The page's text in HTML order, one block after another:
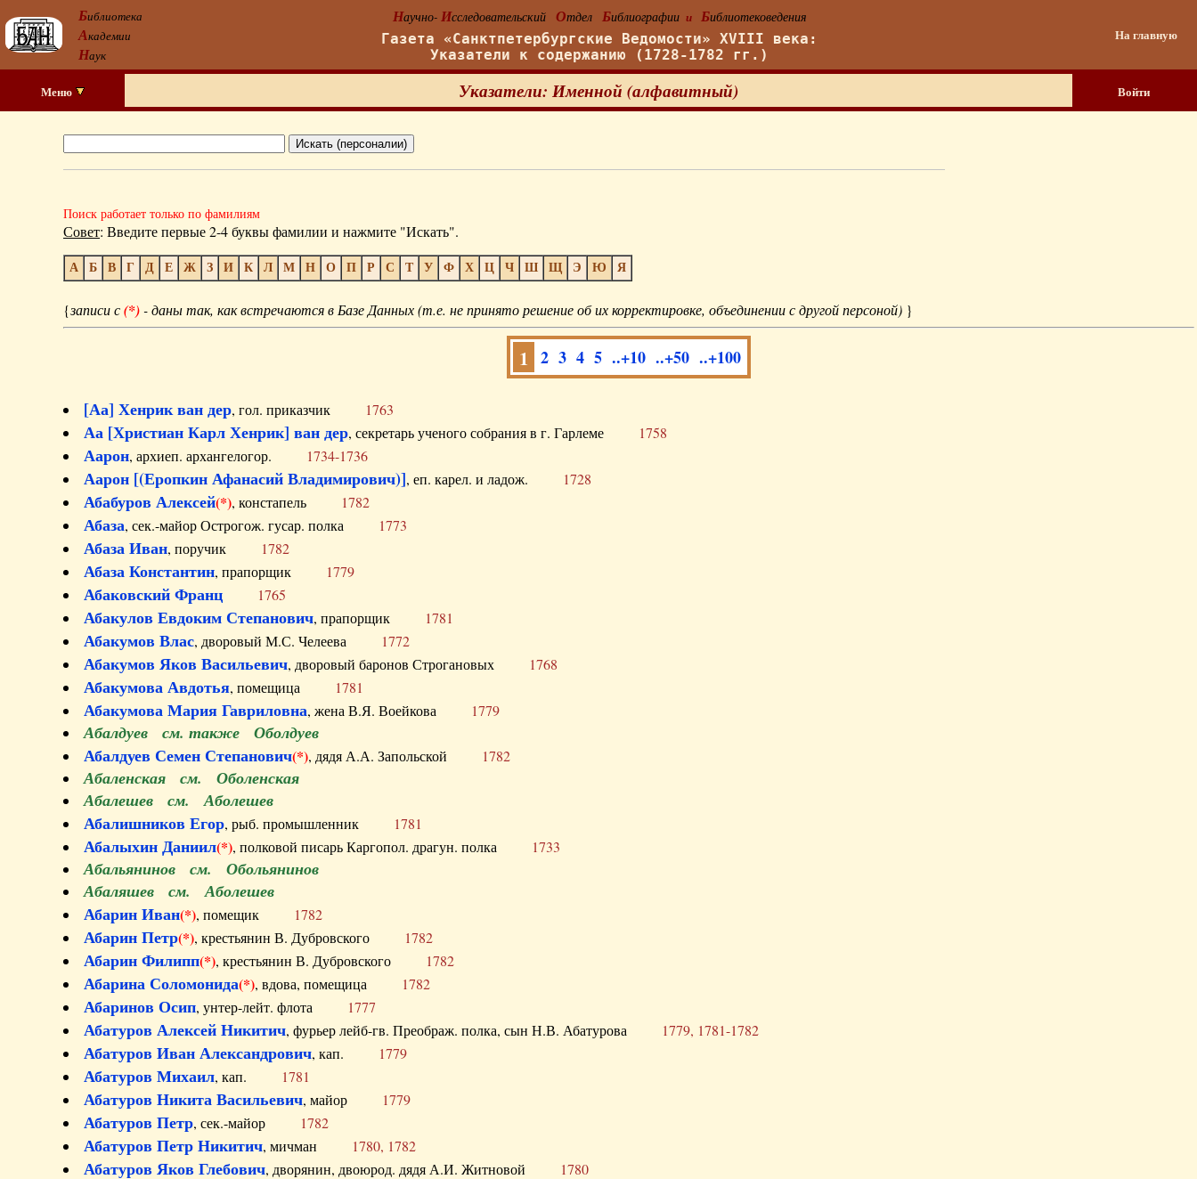
Библиотека
Академии
Наук
Научно- Исследовательский Отдел Библиографии и Библиотековедения
Газета «Санктпетербургские Ведомости» XVIII века:
Указатели к содержанию (1728-1782 гг.)
На главную
Меню Указатели: Именной (алфавитный) Войти
Поиск работает только по фамилиям
Совет: Введите первые 2-4 буквы фамилии и нажмите "Искать".
А Б В Г Д Е Ж З И К Л М Н О П Р С Т У Ф Х Ц Ч Ш Щ Э Ю Я
{записи с(*)- даны так, как встречаются в Базе Данных (т.е. не принято решение об их корректировке, объединении с другой персоной) }
1 2 3 4 5 ..+10 ..+50 ..+100
[Аа] Хенрик ван дер, гол. приказчик 1763
Аа [Христиан Карл Хенрик] ван дер, секретарь ученого собрания в г. Гарлеме 1758
Аарон, архиеп. архангелогор. 1734-1736
Аарон [(Еропкин Афанасий Владимирович)], еп. карел. и ладож. 1728
Абабуров Алексей(*), констапель 1782
Абаза, сек.-майор Острогож. гусар. полка 1773
Абаза Иван, поручик 1782
Абаза Константин, прапорщик 1779
Абаковский Франц 1765
Абакулов Евдоким Степанович, прапорщик 1781
Абакумов Влас, дворовый М.С. Челеева 1772
Абакумов Яков Васильевич, дворовый баронов Строгановых 1768
Абакумова Авдотья, помещица 1781
Абакумова Мария Гавриловна, жена В.Я. Воейкова 1779
Абалдуев см. также Оболдуев
Абалдуев Семен Степанович(*), дядя А.А. Запольской 1782
Абаленская см. Оболенская
Абалешев см. Аболешев
Абалишников Егор, рыб. промышленник 1781
Абалыхин Даниил(*), полковой писарь Каргопол. драгун. полка 1733
Абальянинов см. Обольянинов
Абаляшев см. Аболешев
Абарин Иван(*), помещик 1782
Абарин Петр(*), крестьянин В. Дубровского 1782
Абарин Филипп(*), крестьянин В. Дубровского 1782
Абарина Соломонида(*), вдова, помещица 1782
Абаринов Осип, унтер-лейт. флота 1777
Абатуров Алексей Никитич, фурьер лейб-гв. Преображ. полка, сын Н.В. Абатурова 1779, 1781-1782
Абатуров Иван Александрович, кап. 1779
Абатуров Михаил, кап. 1781
Абатуров Никита Васильевич, майор 1779
Абатуров Петр, сек.-майор 1782
Абатуров Петр Никитич, мичман 1780, 1782
Абатуров Яков Глебович, дворянин, двоюрод. дядя А.И. Житновой 1780